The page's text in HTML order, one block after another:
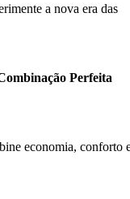
a nova era das
Perfeita
economia, conforto